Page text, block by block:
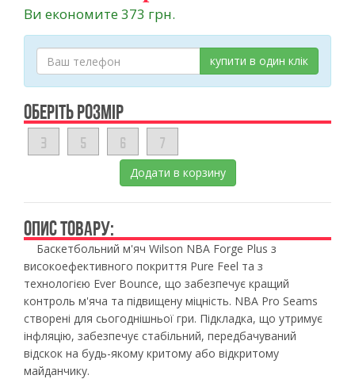
Ви економите 373 грн.
купити в один клік
ОБЕРІТЬ РОЗМІР
3 5 6 7
Додати в корзину
ОПИС ТОВАРУ:
Баскетбольний м'яч Wilson NBA Forge Plus з
високоефективного покриття Pure Feel та з
технологією Ever Bounce, що забезпечує кращий
контроль м'яча та підвищену міцність. NBA Pro Seams
створені для сьогоднішньої гри. Підкладка, що утримує
інфляцію, забезпечує стабільний, передбачуваний
відскок на будь-якому критому або відкритому
майданчику.